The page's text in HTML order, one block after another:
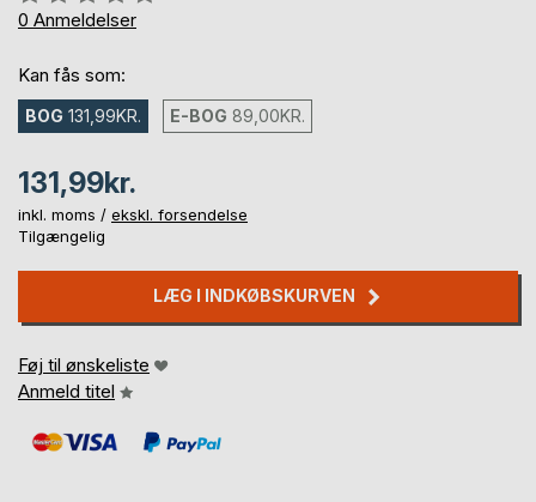
0%
0 Anmeldelser
Kan fås som:
BOG 131,99KR. E-BOG 89,00KR.
131,99kr.
inkl. moms / ekskl. forsendelse
Tilgængelig
LÆG I INDKØBSKURVEN
Føj til ønskeliste
Anmeld titel